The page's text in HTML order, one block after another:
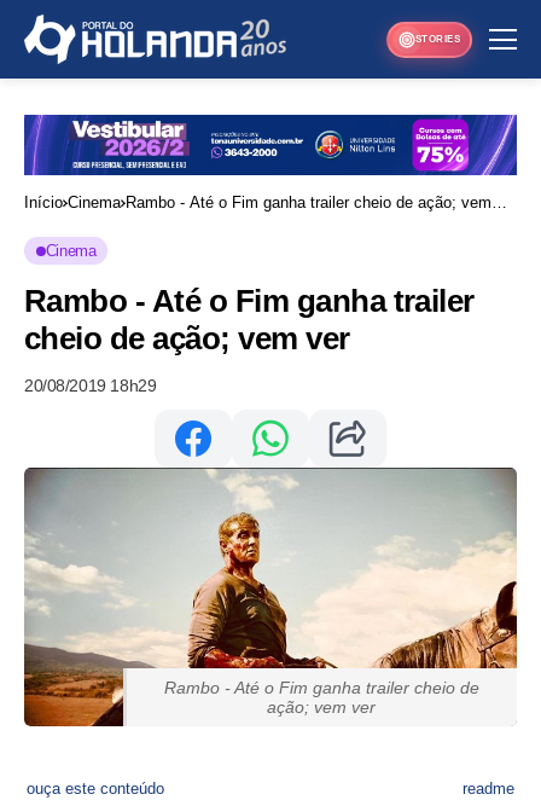
STORIES
Início Cinema Rambo - Até o Fim ganha trailer cheio de ação; vem
Cinema
Rambo - Até o Fim ganha trailer
cheio de ação; vem ver
20/08/2019 18h29
Rambo - Até o Fim ganha trailer cheio de
ação; vem ver
ouça este conteúdo readme